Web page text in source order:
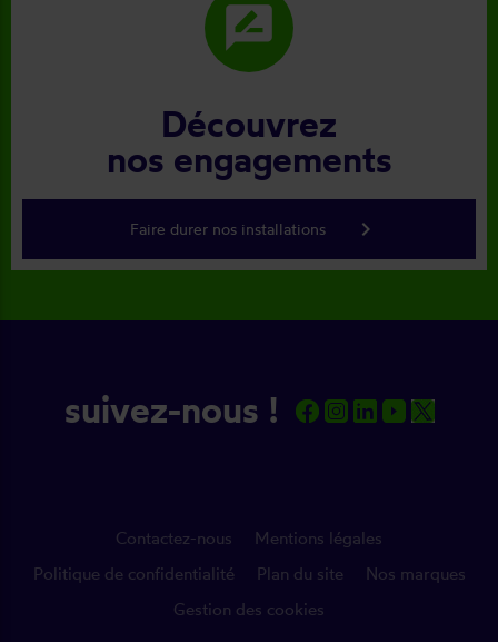
rate_review
Découvrez
nos engagements
Faire durer nos installations keyboard_arrow_right
suivez-nous !
Contactez-nous
Mentions légales
Politique de confidentialité
Plan du site
Nos marques
Gestion des cookies